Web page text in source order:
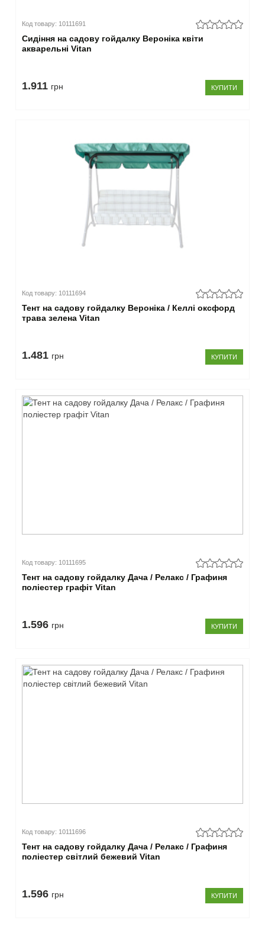
Код товару: 10111691
Сидіння на садову гойдалку Вероніка квіти
акварельні Vitan
1.911 грн КУПИТИ
Код товару: 10111694
Тент на садову гойдалку Вероніка / Келлі оксфорд
трава зелена Vitan
1.481 грн КУПИТИ
Код товару: 10111695
Тент на садову гойдалку Дача / Релакс / Графиня
поліестер графіт Vitan
1.596 грн КУПИТИ
Код товару: 10111696
Тент на садову гойдалку Дача / Релакс / Графиня
поліестер світлий бежевий Vitan
1.596 грн КУПИТИ